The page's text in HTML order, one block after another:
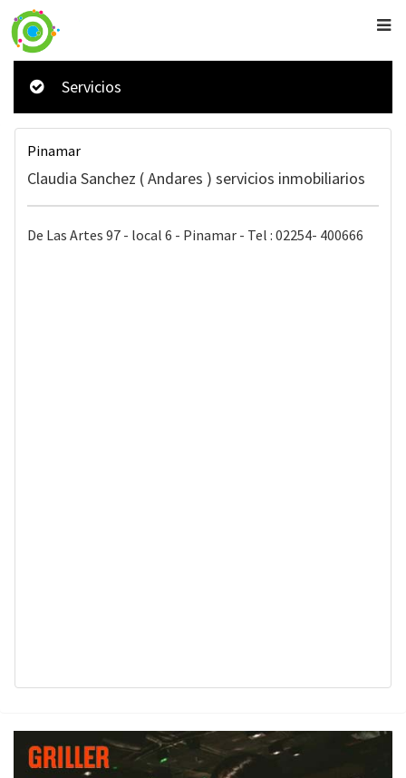
Servicios
Pinamar
Claudia Sanchez ( Andares ) servicios inmobiliarios
De Las Artes 97 - local 6 - Pinamar - Tel : 02254- 400666